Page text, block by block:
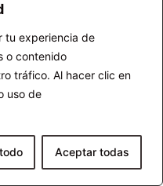
tu experiencia de
o contenido
tráfico. Al hacer clic en
uso de
Aceptar todas
UN COMENTARIO